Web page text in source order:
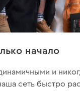
начало
и
сеть быстро